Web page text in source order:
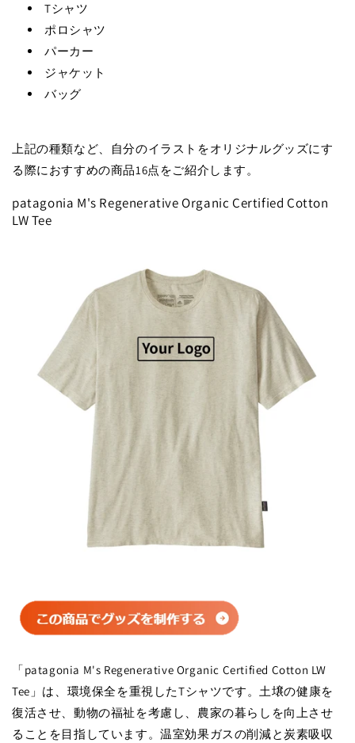
Tシャツ
ポロシャツ
パーカー
ジャケット
バッグ
上記の種類など、自分のイラストをオリジナルグッズにす
る際におすすめの商品16点をご紹介します。
patagonia M's Regenerative Organic Certified Cotton
LW Tee
「patagonia M's Regenerative Organic Certified Cotton LW
Tee」は、環境保全を重視したTシャツです。土壌の健康を
復活させ、動物の福祉を考慮し、農家の暮らしを向上させ
ることを目指しています。温室効果ガスの削減と炭素吸収